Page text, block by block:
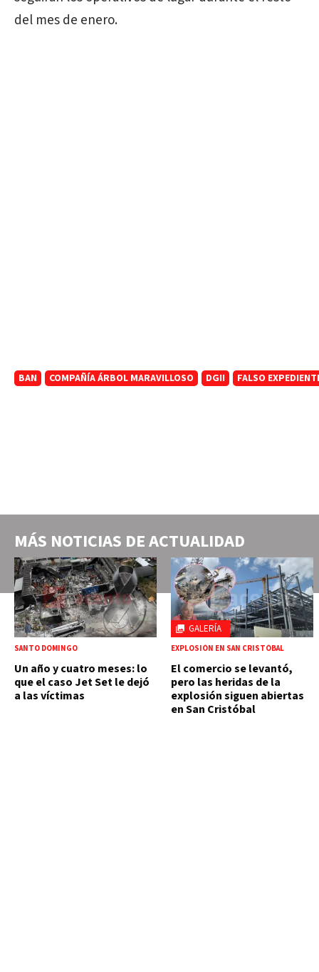
del mes de enero.
BAN COMPAÑÍA ÁRBOL MARAVILLOSO DGII FALSO
MÁS NOTICIAS DEACTUALIDAD
SANTO DOMINGO
Un año y cuatro meses: lo
que el caso Jet Set le dejó
a las víctimas
GALERÍA
EXPLOSIÓN EN SAN CRISTÓBAL
El comercio se levantó,
pero las heridas de la
explosión siguen abiertas
en San Cristóbal